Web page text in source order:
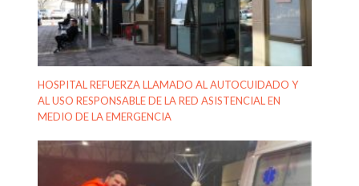
HOSPITAL REFUERZA LLAMADO AL AUTOCUIDADO Y
AL USO RESPONSABLE DE LA RED ASISTENCIAL EN
MEDIO DE LA EMERGENCIA